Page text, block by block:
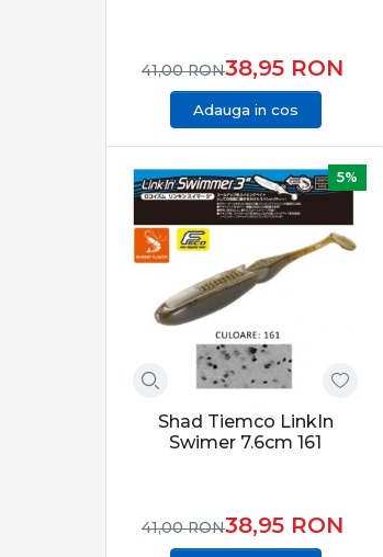
38,95 RON
41,00RON
Adauga in cos
5%
Shad Tiemco LinkIn
Swimer 7.6cm 161
38,95 RON
41,00RON